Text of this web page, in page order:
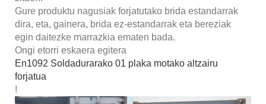
Gure produktu nagusiak forjatutako brida estandarrak
dira, eta, gainera, brida ez-estandarrak eta bereziak
egin daitezke marrazkia ematen bada.
Ongi etorri eskaera egitera
En1092 Soldadurarako 01 plaka motako altzairu
forjatua
!